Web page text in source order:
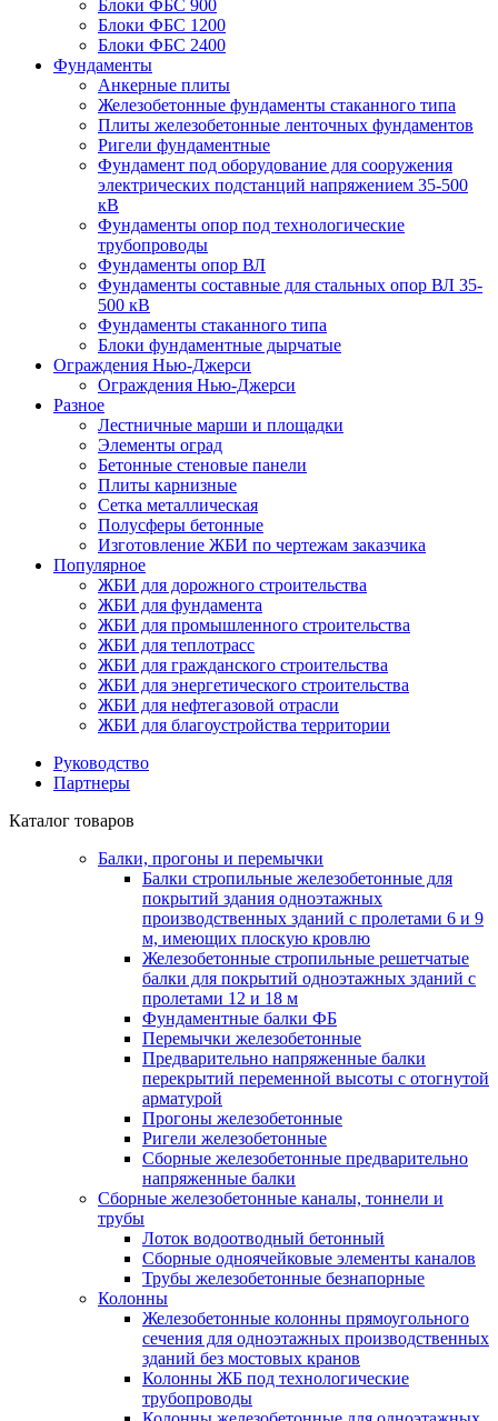
Блоки ФБС 900
Блоки ФБС 1200
Блоки ФБС 2400
Фундаменты
Анкерные плиты
Железобетонные фундаменты стаканного типа
Плиты железобетонные ленточных фундаментов
Ригели фундаментные
Фундамент под оборудование для сооружения
электрических подстанций напряжением 35-500
кВ
Фундаменты опор под технологические
трубопроводы
Фундаменты опор ВЛ
Фундаменты составные для стальных опор ВЛ 35-
500 кВ
Фундаменты стаканного типа
Блоки фундаментные дырчатые
Ограждения Нью-Джерси
Ограждения Нью-Джерси
Разное
Лестничные марши и площадки
Элементы оград
Бетонные стеновые панели
Плиты карнизные
Сетка металлическая
Полусферы бетонные
Изготовление ЖБИ по чертежам заказчика
Популярное
ЖБИ для дорожного строительства
ЖБИ для фундамента
ЖБИ для промышленного строительства
ЖБИ для теплотрасс
ЖБИ для гражданского строительства
ЖБИ для энергетического строительства
ЖБИ для нефтегазовой отрасли
ЖБИ для благоустройства территории
Руководство
Партнеры
Каталог товаров
Балки, прогоны и перемычки
Балки стропильные железобетонные для
покрытий здания одноэтажных
производственных зданий с пролетами 6 и 9
м, имеющих плоскую кровлю
Железобетонные стропильные решетчатые
балки для покрытий одноэтажных зданий с
пролетами 12 и 18 м
Фундаментные балки ФБ
Перемычки железобетонные
Предварительно напряженные балки
перекрытий переменной высоты с отогнутой
арматурой
Прогоны железобетонные
Ригели железобетонные
Сборные железобетонные предварительно
напряженные балки
Сборные железобетонные каналы, тоннели и
трубы
Лоток водоотводный бетонный
Сборные одноячейковые элементы каналов
Трубы железобетонные безнапорные
Колонны
Железобетонные колонны прямоугольного
сечения для одноэтажных производственных
зданий без мостовых кранов
Колонны ЖБ под технологические
трубопроводы